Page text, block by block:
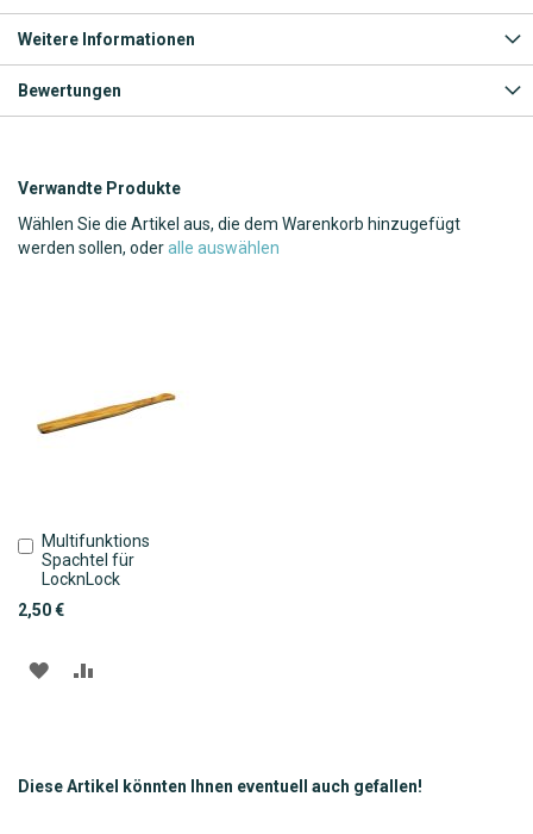
Weitere Informationen
Bewertungen
Verwandte Produkte
Wählen Sie die Artikel aus, die dem Warenkorb hinzugefügt
werden sollen, oderalle auswählen
Multifunktions
Spachtel für
LocknLock
2,50 €
In
den
Warenkorb
ZUR
Diese Artikel könnten Ihnen eventuell auch gefallen!